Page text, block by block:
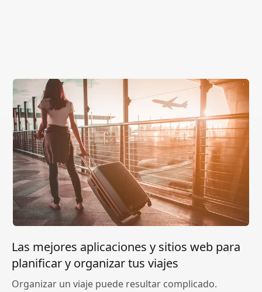
Las mejores aplicaciones y sitios web para
planificar y organizar tus viajes
Organizar un viaje puede resultar complicado.